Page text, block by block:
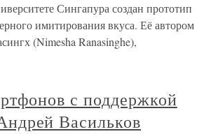
Сингапура создан прототип
имитирования вкуса. Её автором
(Nimesha Ranasinghe),
с поддержкой
Васильков